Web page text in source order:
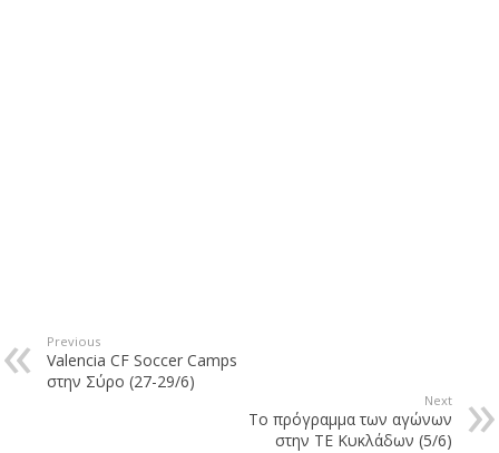
Previous
Valencia CF Soccer Camps
στην Σύρο (27-29/6)
Next
Το πρόγραμμα των αγώνων
στην ΤΕ Κυκλάδων (5/6)